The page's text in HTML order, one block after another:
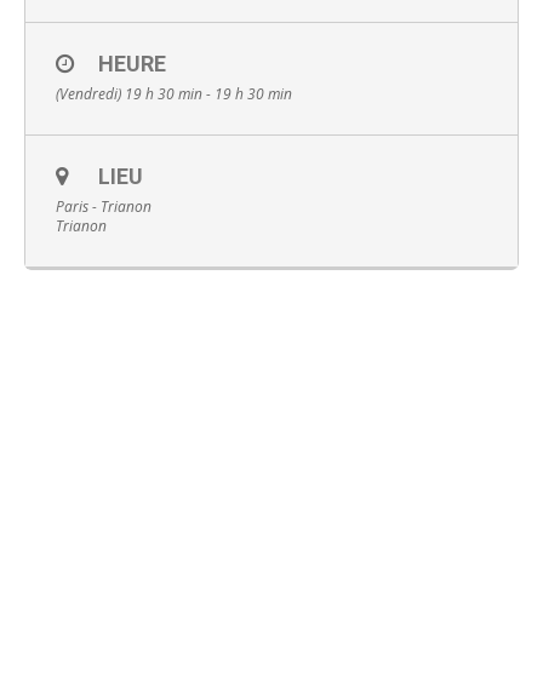
HEURE
(Vendredi) 19 h 30 min - 19 h 30 min
LIEU
Paris - Trianon
Trianon